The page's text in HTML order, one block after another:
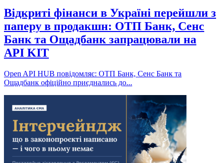
Відкриті фінанси в Україні перейшли з
паперу в продакшн: ОТП Банк, Сенс
Банк та Ощадбанк запрацювали на
API KIT
Open API HUB повідомляє: ОТП Банк, Сенс Банк та
Ощадбанк офіційно приєднались до...